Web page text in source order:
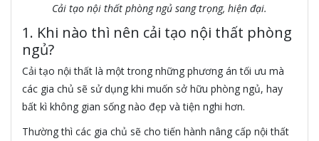
Cải tạo nội thất phòng ngủ sang trọng, hiện đại.
1. Khi nào thì nên cải tạo nội thất phòng
ngủ?
Cải tạo nội thất là một trong những phương án tối ưu mà
các gia chủ sẽ sử dụng khi muốn sở hữu phòng ngủ, hay
bất kì không gian sống nào đẹp và tiện nghi hơn.
Thường thì các gia chủ sẽ cho tiến hành nâng cấp nội thất